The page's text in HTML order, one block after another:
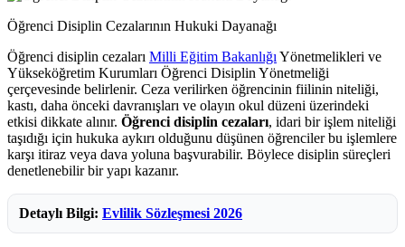
Öğrenci Disiplin Cezalarının Hukuki Dayanağı
Öğrenci disiplin cezaları Milli Eğitim Bakanlığı Yönetmelikleri ve
Yükseköğretim Kurumları Öğrenci Disiplin Yönetmeliği
çerçevesinde belirlenir. Ceza verilirken öğrencinin fiilinin niteliği,
kastı, daha önceki davranışları ve olayın okul düzeni üzerindeki
etkisi dikkate alınır. Öğrenci disiplin cezaları, idari bir işlem niteliği
taşıdığı için hukuka aykırı olduğunu düşünen öğrenciler bu işlemlere
karşı itiraz veya dava yoluna başvurabilir. Böylece disiplin süreçleri
denetlenebilir bir yapı kazanır.
Detaylı Bilgi: Evlilik Sözleşmesi 2026